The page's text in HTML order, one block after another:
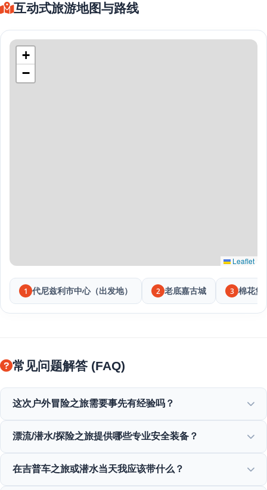
互动式旅游地图与路线
+
−
Leaflet
1 代尼兹利市中心（出发地） 2 老底嘉古城 3 棉花堡
常见问题解答 (FAQ)
这次户外冒险之旅需要事先有经验吗？
您提供完整指导并全程陪同。
漂流/潜水/探险之旅提供哪些专业安全装备？
盔、潜水装备和装备齐全的探险车辆。
在吉普车之旅或潜水当天我应该带什么？